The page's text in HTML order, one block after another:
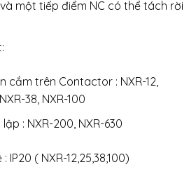
một tiếp điểm NC có thể tách rời
cắm trên Contactor : NXR-12,
38, NXR-100
: NXR-200, NXR-630
IP20 ( NXR-12,25,38,100)